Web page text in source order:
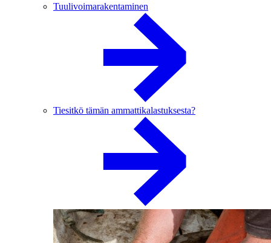
Tuulivoimarakentaminen
Tiesitkö tämän ammattikalastuksesta?